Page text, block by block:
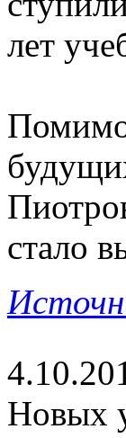
лет
Помимо
стало
Новых